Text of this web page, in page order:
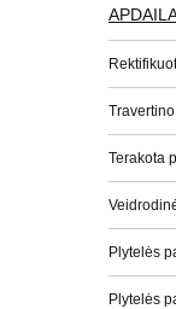
Terakota
Plytelės
Plytelės